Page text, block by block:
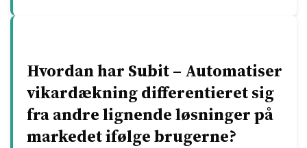
Hvordan har Subit – Automatiser
vikardækning differentieret sig
fra andre lignende løsninger på
markedet ifølge brugerne?